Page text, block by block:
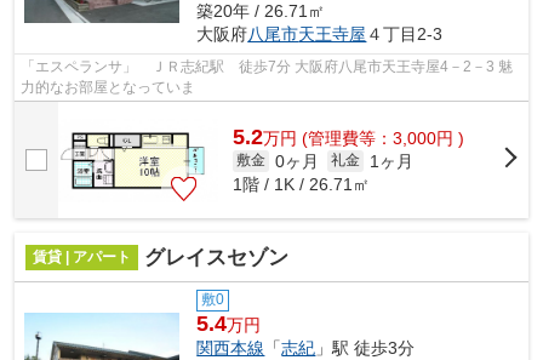
築20年 / 26.71㎡
大阪府八尾市天王寺屋 ４丁目2-3
「エスペランサ」 ＪＲ志紀駅 徒歩7分 大阪府八尾市天王寺屋4－2－3 魅
力的なお部屋となっていま
5.2万円 (管理費等：3,000円 )
敷金 0ヶ月 礼金
1ヶ月
1階 / 1K / 26.71㎡
賃貸 | アパート グレイスセゾン
敷0
5.4万円
関西本線 「志紀 」駅 徒歩3分